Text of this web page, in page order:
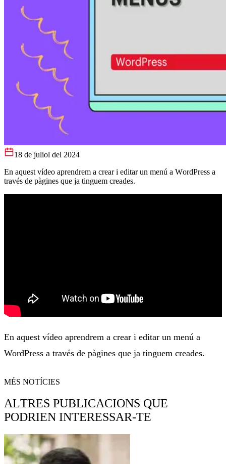
18 de juliol del 2024
En aquest vídeo aprendrem a crear i editar un menú a WordPress a
través de pàgines que ja tinguem creades.
En aquest vídeo aprendrem a crear i editar un menú a
WordPress a través de pàgines que ja tinguem creades.
MÉS NOTÍCIES
ALTRES PUBLICACIONS QUE
PODRIEN INTERESSAR-TE